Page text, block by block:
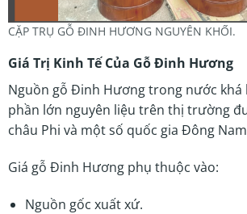
CẶP TRỤ GỖ ĐINH HƯƠNG NGUYÊN KHỐI.
Giá Trị Kinh Tế Của Gỗ Đinh Hương
Nguồn gỗ Đinh Hương trong nước khá
phần lớn nguyên liệu trên thị trường
châu Phi và một số quốc gia Đông
Giá gỗ Đinh Hương phụ thuộc vào:
Nguồn gốc xuất xứ.